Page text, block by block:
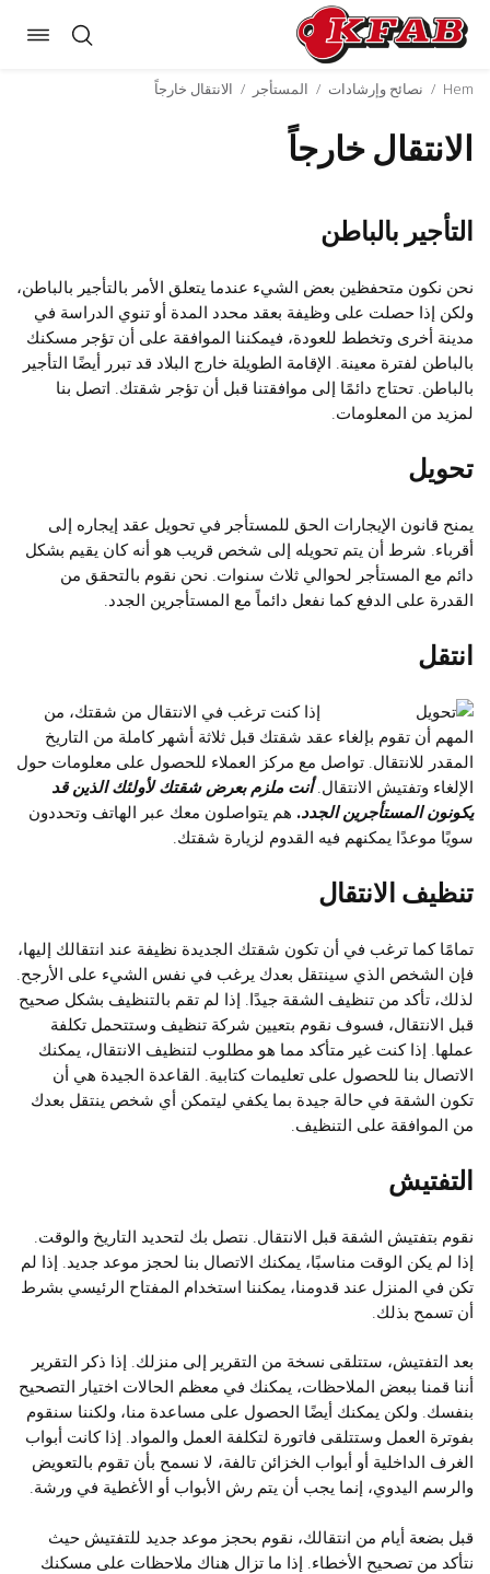
Skip
content
Hem
/ نصائح وإرشادات / المستأجر / الانتقال خارجاً
الانتقال خارجاً
التأجير بالباطن
نحن نكون متحفظين بعض الشيء عندما يتعلق الأمر بالتأجير بالباطن،
ولكن إذا حصلت على وظيفة بعقد محدد المدة أو تنوي الدراسة في
مدينة أخرى وتخطط للعودة، فيمكننا الموافقة على أن تؤجر مسكنك
بالباطن لفترة معينة. الإقامة الطويلة خارج البلاد قد تبرر أيضًا التأجير
بالباطن. تحتاج دائمًا إلى موافقتنا قبل أن تؤجر شقتك. اتصل بنا
لمزيد من المعلومات.
تحويل
يمنح قانون الإيجارات الحق للمستأجر في تحويل عقد إيجاره إلى
أقرباء. شرط أن يتم تحويله إلى شخص قريب هو أنه كان يقيم بشكل
دائم مع المستأجر لحوالي ثلاث سنوات. نحن نقوم بالتحقق من
القدرة على الدفع كما نفعل دائماً مع المستأجرين الجدد.
انتقل
إذا كنت ترغب في الانتقال من شقتك، من
المهم أن تقوم بإلغاء عقد شقتك قبل ثلاثة أشهر كاملة من التاريخ
المقدر للانتقال. تواصل مع مركز العملاء للحصول على معلومات حول
الإلغاء وتفتيش الانتقال.أنت ملزم بعرض شقتك لأولئك الذين قد
يكونون المستأجرين الجدد. هم يتواصلون معك عبر الهاتف وتحددون
سويًا موعدًا يمكنهم فيه القدوم لزيارة شقتك.
تنظيف الانتقال
تمامًا كما ترغب في أن تكون شقتك الجديدة نظيفة عند انتقالك إليها،
فإن الشخص الذي سينتقل بعدك يرغب في نفس الشيء على الأرجح.
لذلك، تأكد من تنظيف الشقة جيدًا. إذا لم تقم بالتنظيف بشكل صحيح
قبل الانتقال، فسوف نقوم بتعيين شركة تنظيف وستتحمل تكلفة
عملها. إذا كنت غير متأكد مما هو مطلوب لتنظيف الانتقال، يمكنك
الاتصال بنا للحصول على تعليمات كتابية. القاعدة الجيدة هي أن
تكون الشقة في حالة جيدة بما يكفي ليتمكن أي شخص ينتقل بعدك
من الموافقة على التنظيف.
التفتيش
نقوم بتفتيش الشقة قبل الانتقال. نتصل بك لتحديد التاريخ والوقت.
إذا لم يكن الوقت مناسبًا، يمكنك الاتصال بنا لحجز موعد جديد. إذا لم
تكن في المنزل عند قدومنا، يمكننا استخدام المفتاح الرئيسي بشرط
أن تسمح بذلك.
بعد التفتيش، ستتلقى نسخة من التقرير إلى منزلك. إذا ذكر التقرير
أننا قمنا ببعض الملاحظات، يمكنك في معظم الحالات اختيار التصحيح
بنفسك. ولكن يمكنك أيضًا الحصول على مساعدة منا، ولكننا سنقوم
بفوترة العمل وستتلقى فاتورة لتكلفة العمل والمواد. إذا كانت أبواب
الغرف الداخلية أو أبواب الخزائن تالفة، لا نسمح بأن تقوم بالتعويض
والرسم اليدوي، إنما يجب أن يتم رش الأبواب أو الأغطية في ورشة.
قبل بضعة أيام من انتقالك، نقوم بحجز موعد جديد للتفتيش حيث
نتأكد من تصحيح الأخطاء. إذا ما تزال هناك ملاحظات على مسكنك